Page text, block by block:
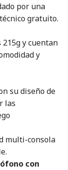
por una
gratuito.
y cuentan
y
su diseño de
las
multi-consola
con